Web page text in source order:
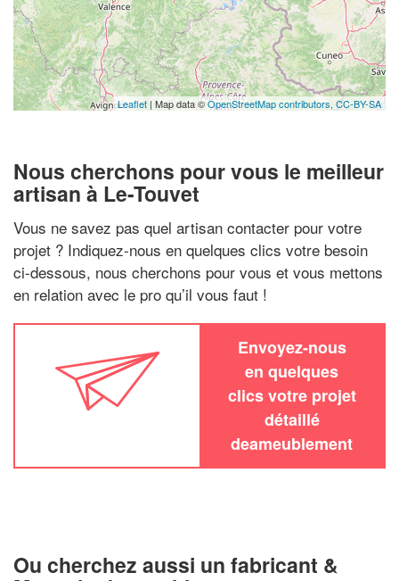
Leaflet | Map data ©OpenStreetMap contributors, CC-BY-SA
Nous cherchons pour vous le meilleur
artisan à Le-Touvet
Vous ne savez pas quel artisan contacter pour votre
projet ? Indiquez-nous en quelques clics votre besoin
ci-dessous, nous cherchons pour vous et vous mettons
en relation avec le pro qu’il vous faut !
Envoyez-nous
en quelques
clics votre projet
détaillé
deameublement
Ou cherchez aussi un fabricant &